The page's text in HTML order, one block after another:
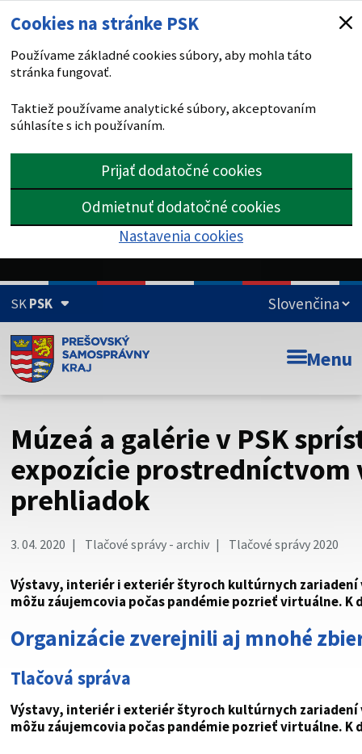
Cookies na stránke PSK
Používame základné cookies súbory, aby mohla táto
stránka fungovať.
Taktiež používame analytické súbory, akceptovaním
súhlasíte s ich používaním.
Prijať dodatočné cookies
Odmietnuť dodatočné cookies
Nastavenia cookies
SKPSK
Doména psk.sk je oficiálna
Toto je oficiálna webová stránka Prešovského
psk.sk.
Táto stránka je zabezpečená
Buďte pozorní a vždy sa uistite, že zdieľate informácie iba
cez zabezpečenú webovú stránku. Zabezpečená stránka
Menu
Múzeá a galérie v PSK
expozície
prehliadok
3. 04. 2020 Tlačové správy - archiv Tlačové správy 2020
Výstavy, interiér i exteriér štyroch kultúrnych zariadení
môžu záujemcovia počas pandémie pozrieť virtuálne. K
Organizácie zverejnili aj mnohé
Tlačová správa
Výstavy, interiér i exteriér štyroch kultúrnych zariadení
môžu záujemcovia počas pandémie pozrieť virtuálne. K